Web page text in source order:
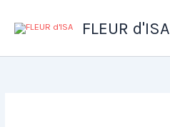
contenu
FLEUR d'ISA